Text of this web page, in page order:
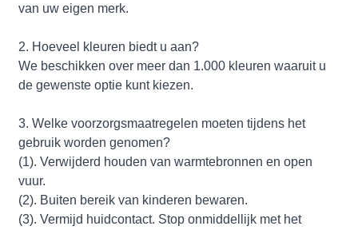
van uw eigen merk.
2. Hoeveel kleuren biedt u aan?
We beschikken over meer dan 1.000 kleuren waaruit u
de gewenste optie kunt kiezen.
3. Welke voorzorgsmaatregelen moeten tijdens het
gebruik worden genomen?
(1). Verwijderd houden van warmtebronnen en open
vuur.
(2). Buiten bereik van kinderen bewaren.
(3). Vermijd huidcontact. Stop onmiddellijk met het